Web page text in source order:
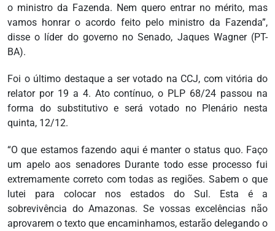
o ministro da Fazenda. Nem quero entrar no mérito, mas
vamos honrar o acordo feito pelo ministro da Fazenda”,
disse o líder do governo no Senado, Jaques Wagner (PT-
BA).
Foi o último destaque a ser votado na CCJ, com vitória do
relator por 19 a 4. Ato contínuo, o PLP 68/24 passou na
forma do substitutivo e será votado no Plenário nesta
quinta, 12/12.
“O que estamos fazendo aqui é manter o status quo. Faço
um apelo aos senadores Durante todo esse processo fui
extremamente correto com todas as regiões. Sabem o que
lutei para colocar nos estados do Sul. Esta é a
sobrevivência do Amazonas. Se vossas excelências não
aprovarem o texto que encaminhamos, estarão delegando o